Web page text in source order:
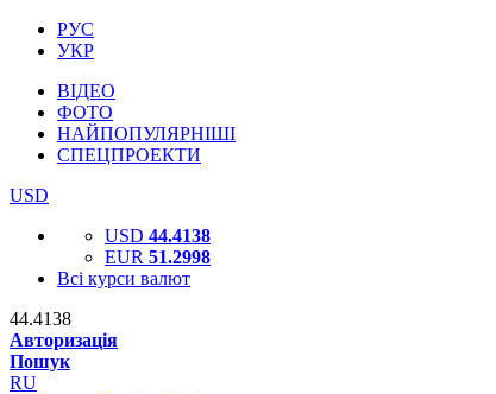
РУС
УКР
ВІДЕО
ФОТО
НАЙПОПУЛЯРНІШІ
СПЕЦПРОЕКТИ
USD
USD 44.4138
EUR 51.2998
Всі курси валют
44.4138
Авторизація
Пошук
RU